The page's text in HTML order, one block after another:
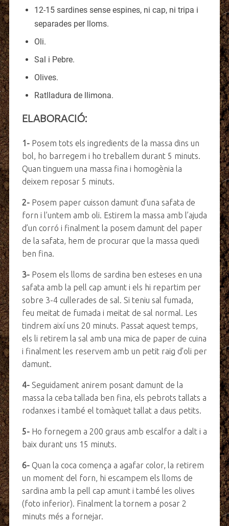
12-15 sardines sense espines, ni cap, ni tripa i
separades per lloms.
Oli.
Sal i Pebre.
Olives.
Ratlladura de llimona.
ELABORACIÓ:
1- Posem tots els ingredients de la massa dins un
bol, ho barregem i ho treballem durant 5 minuts.
Quan tinguem una massa fina i homogènia la
deixem reposar 5 minuts.
2- Posem paper cuisson damunt d’una safata de
forn i l’untem amb oli. Estirem la massa amb l’ajuda
d’un corró i finalment la posem damunt del paper
de la safata, hem de procurar que la massa quedi
ben fina.
3- Posem els lloms de sardina ben esteses en una
safata amb la pell cap amunt i els hi repartim per
sobre 3-4 cullerades de sal. Si teniu sal fumada,
feu meitat de fumada i meitat de sal normal. Les
tindrem així uns 20 minuts. Passat aquest temps,
els li retirem la sal amb una mica de paper de cuina
i finalment les reservem amb un petit raig d’oli per
damunt.
4- Seguidament anirem posant damunt de la
massa la ceba tallada ben fina, els pebrots tallats a
rodanxes i també el tomàquet tallat a daus petits.
5- Ho fornegem a 200 graus amb escalfor a dalt i a
baix durant uns 15 minuts.
6- Quan la coca comença a agafar color, la retirem
un moment del forn, hi escampem els lloms de
sardina amb la pell cap amunt i també les olives
(foto inferior). Finalment la tornem a posar 2
minuts més a fornejar.